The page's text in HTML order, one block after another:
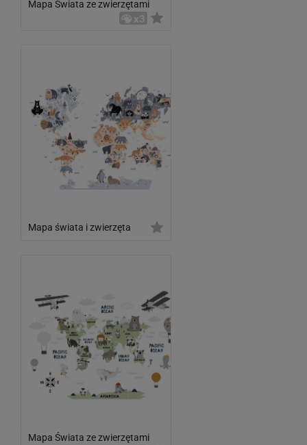
Mapa Świata ze zwierzętami
x3
Mapa świata i zwierzęta
Mapa Świata ze zwierzętami